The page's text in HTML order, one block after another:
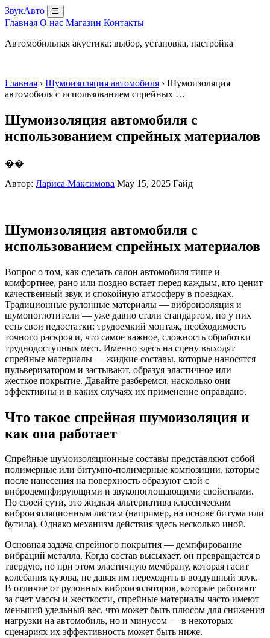
ЗвукАвто ☰
Главная О нас Магазин Контакты
Автомобильная акустика: выбор, установка, настройка
Главная › Шумоизоляция автомобиля › Шумоизоляция
автомобиля с использованием спрейных …
Шумоизоляция автомобиля с
использованием спрейных материалов
��
Автор: Лариса Максимова May 15, 2025 Гайд
Шумоизоляция автомобиля с
использованием спрейных материалов
Вопрос о том, как сделать салон автомобиля тише и
комфортнее, рано или поздно встает перед каждым, кто ценит
качественный звук и спокойную атмосферу в поездках.
Традиционные рулонные материалы — виброизоляция и
шумопоглотители — уже давно стали стандартом, но у них
есть свои недостатки: трудоемкий монтаж, необходимость
точного раскроя и, что самое важное, сложность обработки
труднодоступных мест. Именно здесь на сцену выходят
спрейные материалы — жидкие составы, которые наносятся
пульверизатором и застывают, образуя эластичное или
жесткое покрытие. Давайте разберемся, насколько они
эффективны и в каких случаях их применение оправдано.
Что такое спрейная шумоизоляция и
как она работает
Спрейные шумоизоляционные составы представляют собой
полимерные или битумно-полимерные композиции, которые
после нанесения на поверхность образуют слой с
вибродемпфирующими и звукопоглощающими свойствами.
По своей сути, это жидкая альтернатива классическим
виброизоляционным листам (например, на основе битума или
бутила). Однако механизм действия здесь несколько иной.
Основная задача спрейного покрытия — демпфирование
вибраций металла. Когда состав высыхает, он превращается в
твердую, но при этом эластичную мембрану, которая гасит
колебания кузова, не давая им переходить в воздушный звук.
В отличие от рулонных виброизоляторов, которые работают
за счет массы и жесткости, спрейные материалы часто имеют
меньший удельный вес, что может быть плюсом для снижения
нагрузки на автомобиль, но и минусом — в некоторых
сценариях их эффективность может быть ниже.